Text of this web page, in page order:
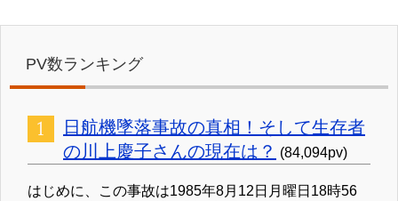
PV数ランキング
日航機墜落事故の真相！そして生存者
の川上慶子さんの現在は？ (84,094pv)
はじめに、この事故は1985年8月12日月曜日18時56